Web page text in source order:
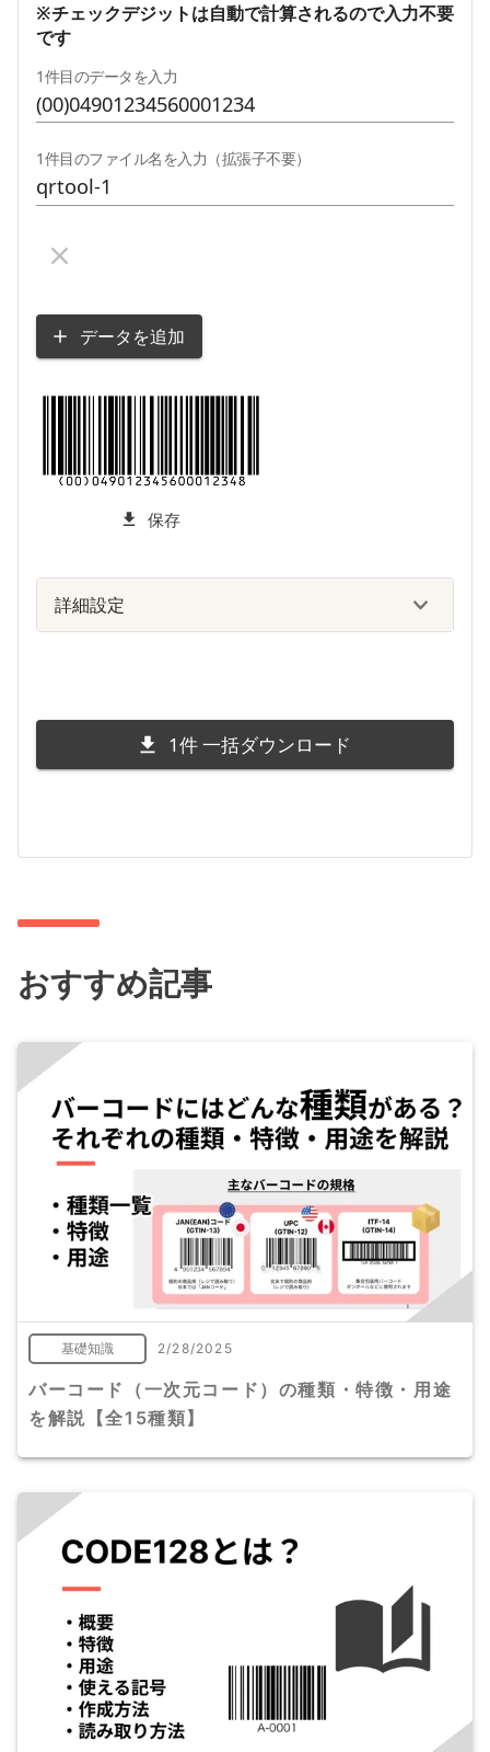
※チェックデジットは自動で計算されるので入力不要
です
1件目のデータを入力
1件目のファイル名を入力（拡張子不要）
データを追加
保存
詳細設定
1件 一括ダウンロード
おすすめ記事
基礎知識 2/28/2025
バーコード（一次元コード）の種類・特徴・用途
を解説【全15種類】